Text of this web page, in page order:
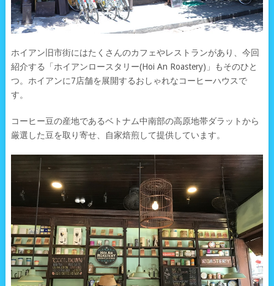
ホイアン旧市街にはたくさんのカフェやレストランがあり、今回
紹介する「ホイアンロースタリー(Hoi An Roastery)」もそのひと
つ。ホイアンに7店舗を展開するおしゃれなコーヒーハウスで
す。
コーヒー豆の産地であるベトナム中南部の高原地帯ダラットから
厳選した豆を取り寄せ、自家焙煎して提供しています。